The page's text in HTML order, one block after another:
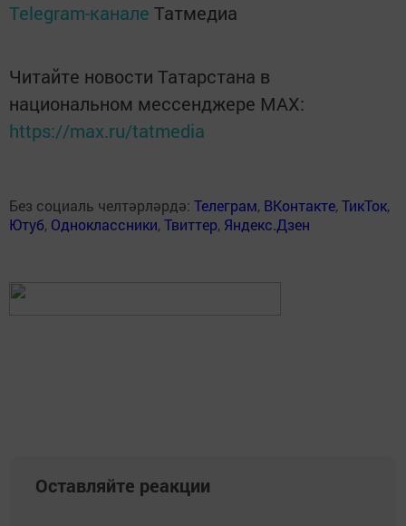
Telegram-канале Татмедиа
Читайте новости Татарстана в
национальном мессенджере MАХ:
https://max.ru/tatmedia
Без социаль челтәрләрдә: Телеграм, ВКонтакте,ТикТок,
Ютуб, Одноклассники,Твиттер, Яндекс.Дзен
Оставляйте реакции